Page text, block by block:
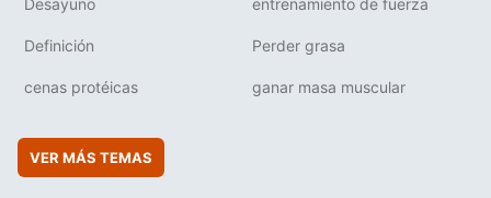
Definición Perder grasa
cenas protéicas ganar masa muscular
VER MÁS TEMAS